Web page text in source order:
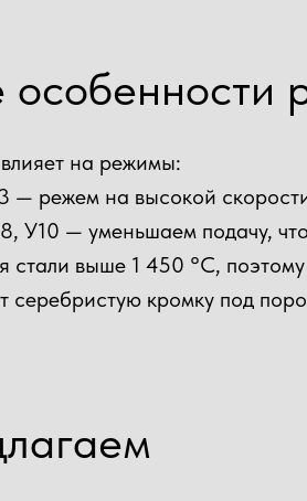
особенности
на режимы:
— режем на высокой
У10 — уменьшаем подачу,
стали выше 1 450 °C,
серебристую кромку под